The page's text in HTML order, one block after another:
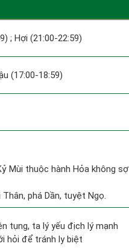
; Hợi (21:00-22:59)
(17:00-18:59)
Mùi thuộc hành Hỏa không sợ
phá Dần, tuyệt Ngọ.
tụng, ta lý yếu địch lý mạnh
hỏi để tránh ly biệt